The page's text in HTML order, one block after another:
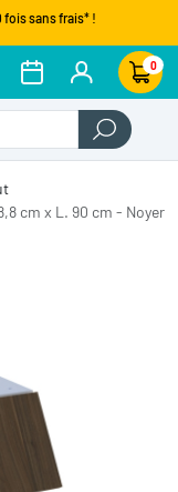
fois sans frais* !
0
cm x L. 90 cm - Noyer